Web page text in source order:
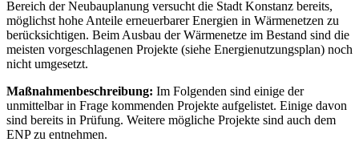
Bereich der Neubauplanung versucht die Stadt Konstanz bereits,
möglichst hohe Anteile erneuerbarer Energien in Wärmenetzen zu
berücksichtigen. Beim Ausbau der Wärmenetze im Bestand sind die
meisten vorgeschlagenen Projekte (siehe Energienutzungsplan) noch
nicht umgesetzt.
Maßnahmenbeschreibung: Im Folgenden sind einige der
unmittelbar in Frage kommenden Projekte aufgelistet. Einige davon
sind bereits in Prüfung. Weitere mögliche Projekte sind auch dem
ENP zu entnehmen.